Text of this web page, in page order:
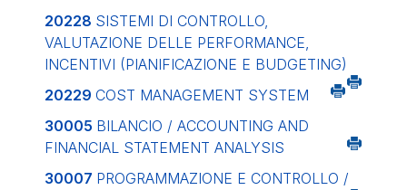
20228 SISTEMI DI CONTROLLO,
VALUTAZIONE DELLE PERFORMANCE,
INCENTIVI (PIANIFICAZIONE E BUDGETING)
20229 COST MANAGEMENT SYSTEM
30005 BILANCIO / ACCOUNTING AND
FINANCIAL STATEMENT ANALYSIS
30007 PROGRAMMAZIONE E CONTROLLO /